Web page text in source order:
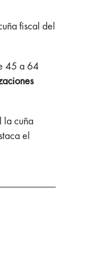
fiscal del
45 a 64
la cuña
el